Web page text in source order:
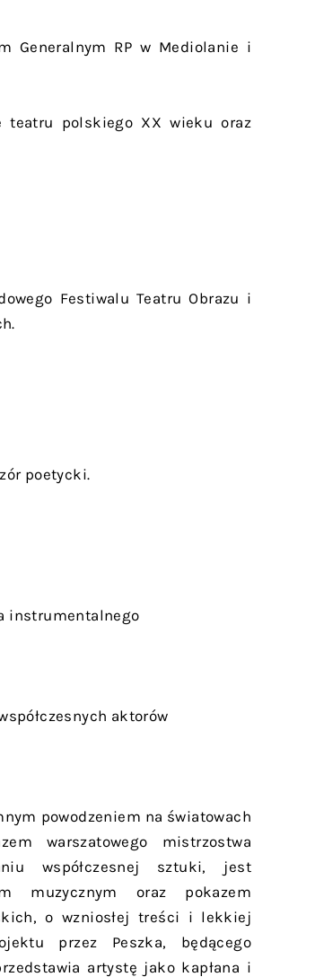
Generalnym RP w Mediolanie i
teatru polskiego XX wieku oraz
Festiwalu Teatru Obrazu i
poetycki.
instrumentalnego
aktorów
powodzeniem na światowach
warszatowego mistrzostwa
współczesnej sztuki, jest
muzycznym oraz pokazem
o wzniosłej treści i lekkiej
przez Peszka, będącego
artystę jako kapłana i